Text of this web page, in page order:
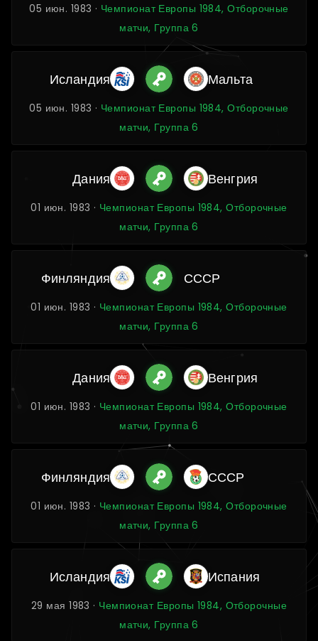
05 июн. 1983 · Чемпионат Европы 1984, Отборочные
матчи, Группа 6
Исландия Мальта
05 июн. 1983 · Чемпионат Европы 1984, Отборочные
матчи, Группа 6
Дания Венгрия
01 июн. 1983 · Чемпионат Европы 1984, Отборочные
матчи, Группа 6
Финляндия СССР
01 июн. 1983 · Чемпионат Европы 1984, Отборочные
матчи, Группа 6
Дания Венгрия
01 июн. 1983 · Чемпионат Европы 1984, Отборочные
матчи, Группа 6
Финляндия СССР
01 июн. 1983 · Чемпионат Европы 1984, Отборочные
матчи, Группа 6
Исландия Испания
29 мая 1983 · Чемпионат Европы 1984, Отборочные
матчи, Группа 6